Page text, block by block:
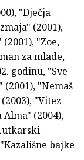
"Dječja
(2001),
"Zoe,
za mlade,
godinu, "Sve
"Nemaš
"Vitez
(2004),
bajke